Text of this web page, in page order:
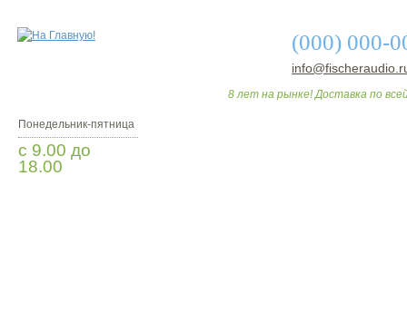
(000) 000-
8 лет на рынке! Доставка по
Понедельник-пятница
с 9.00 до
18.00